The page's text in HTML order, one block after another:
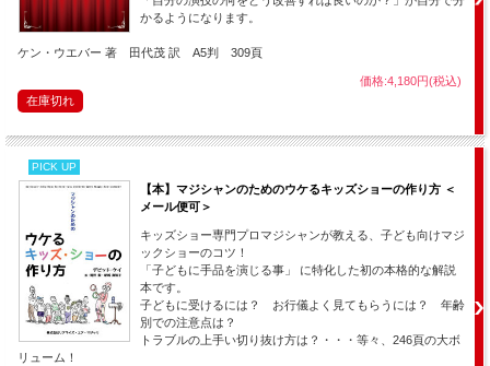
解説の中でインビジブル・スレッドについての考察を交えます。
◆ 目標
緻密に構成されたパフォーマンス、長年かけて磨き上げられた理論、心から
モチベーションが上がる瞬間。
これは単なるマジックのレクチャーではありません。あなたの人生のレクチ
かるようになります。
ケン・ウエバー 著 田代茂 訳 A5判 309頁
価格:4,180円(税込)
在庫切れ
PICK UP
【本】マジシャンのためのウケるキッズショーの作り方 ＜
メール便可＞
キッズショー専門プロマジシャンが教える、子ども向けマジ
ックショーのコツ！
「子どもに手品を演じる事」 に特化した初の本格的な解説
本です。
子どもに受けるには？ お行儀よく見てもらうには？ 年齢
別での注意点は？
トラブルの上手い切り抜け方は？・・・等々、246頁の大ボ
リューム！